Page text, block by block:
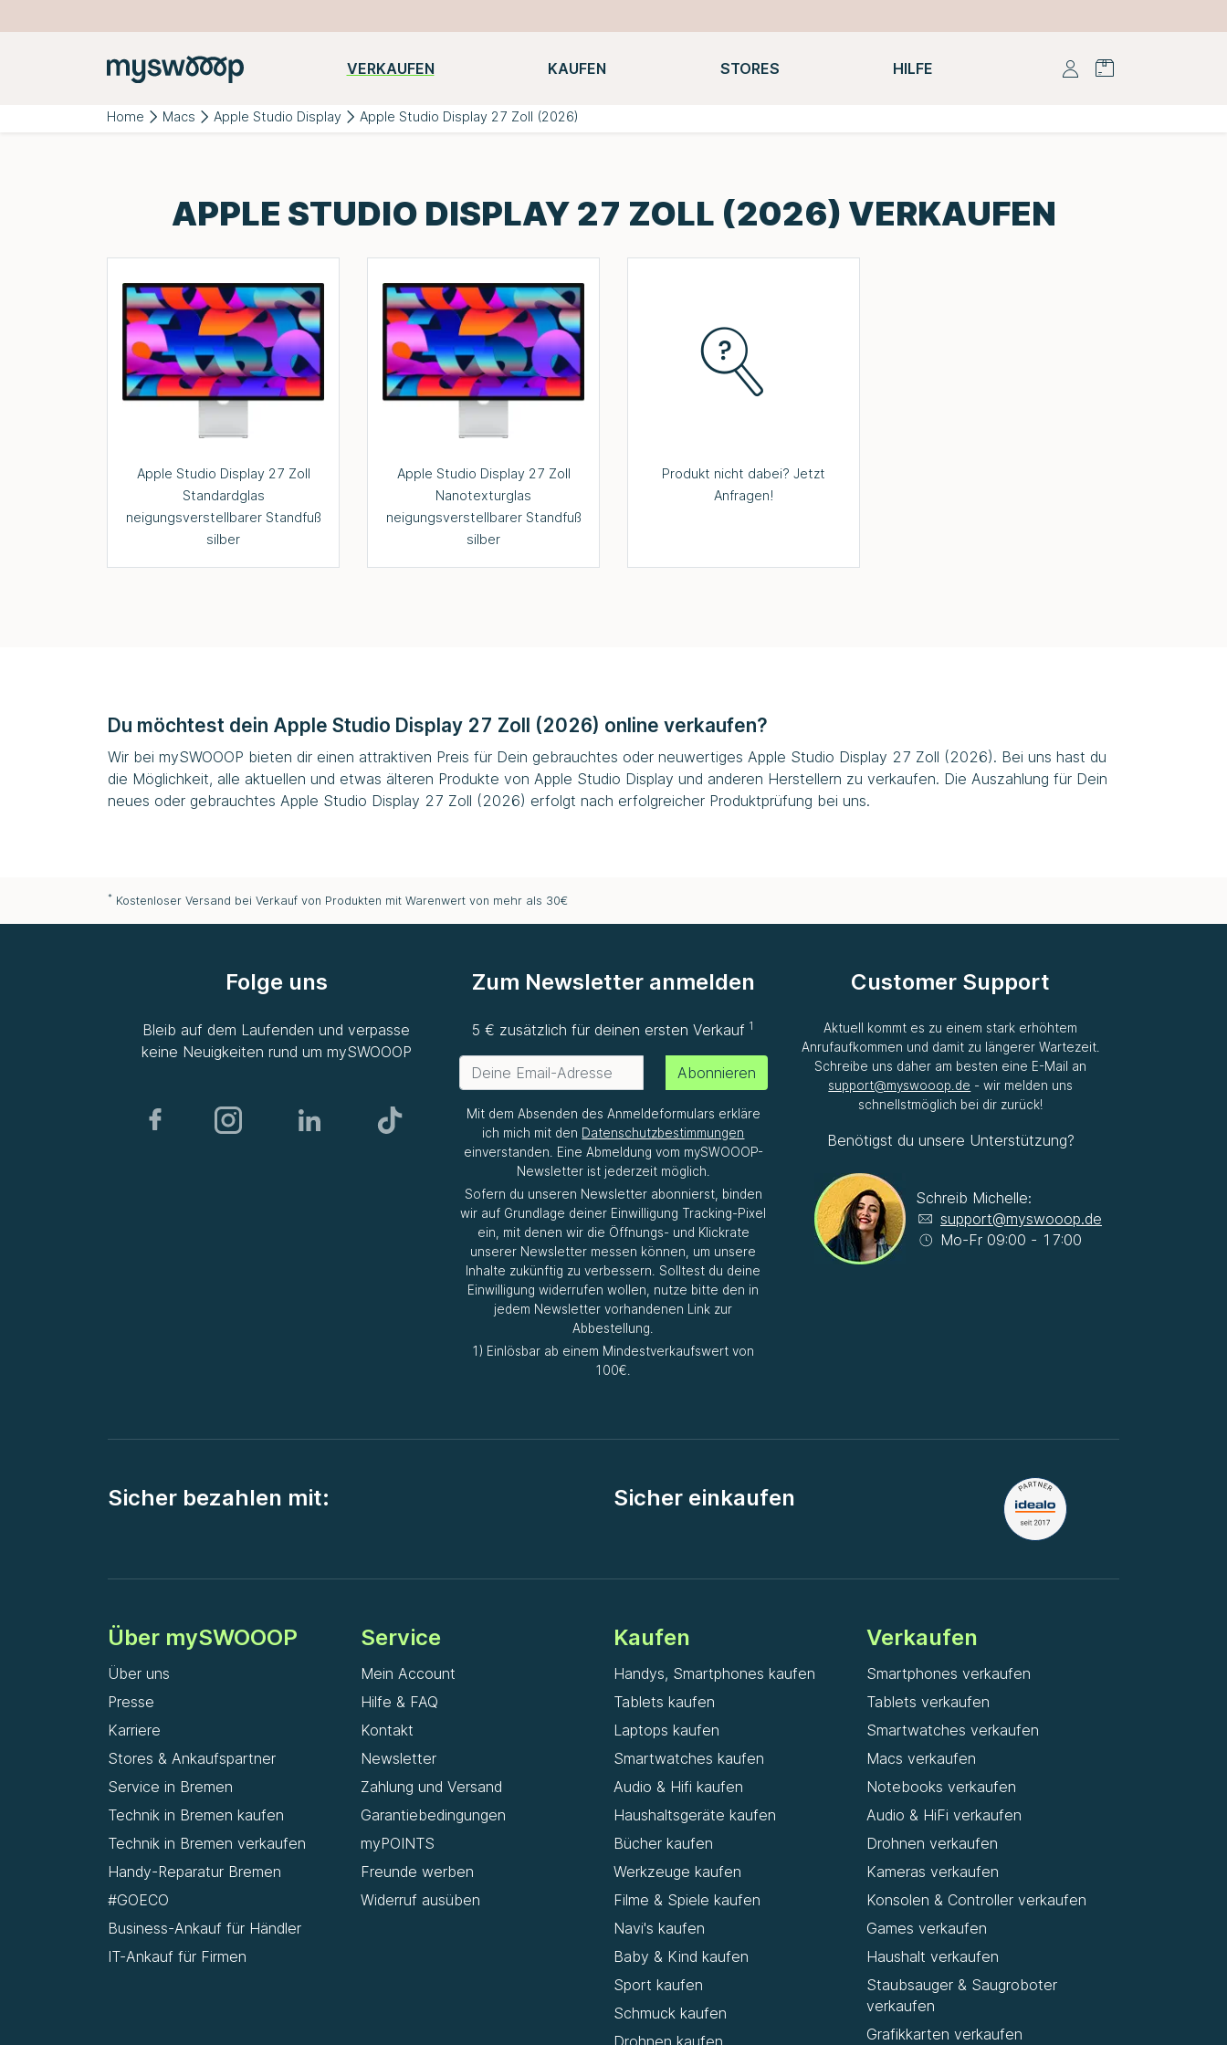
VERKAUFEN KAUFEN STORES HILFE
Beliebte
Kategorien:
iPhone Huawei Notebooks Macbooks Konsolen
Home Macs Apple Studio Display Apple Studio Display 27 Zoll (2026)
APPLE STUDIO DISPLAY 27 ZOLL (2026) VERKAUFEN
Apple Studio Display 27 Zoll
Standardglas
neigungsverstellbarer Standfuß
silber
Apple Studio Display 27 Zoll
Nanotexturglas
neigungsverstellbarer Standfuß
silber
Produkt nicht dabei? Jetzt
Anfragen!
Du möchtest dein Apple Studio Display 27 Zoll (2026) online verkaufen?
Wir bei mySWOOOP bieten dir einen attraktiven Preis für Dein gebrauchtes oder neuwertiges Apple Studio Display 27 Zoll (2026). Bei uns hast du
die Möglichkeit, alle aktuellen und etwas älteren Produkte von Apple Studio Display und anderen Herstellern zu verkaufen. Die Auszahlung für Dein
neues oder gebrauchtes Apple Studio Display 27 Zoll (2026) erfolgt nach erfolgreicher Produktprüfung bei uns.
* Kostenloser Versand bei Verkauf von Produkten mit Warenwert von mehr als 30€
Folge uns
Bleib auf dem Laufenden und verpasse
keine Neuigkeiten rund um mySWOOOP
Zum Newsletter anmelden
5 € zusätzlich für deinen ersten Verkauf 1
Abonnieren
Mit dem Absenden des Anmeldeformulars erkläre
ich mich mit den Datenschutzbestimmungen
einverstanden. Eine Abmeldung vom mySWOOOP-
Newsletter ist jederzeit möglich.
Sofern du unseren Newsletter abonnierst, binden
wir auf Grundlage deiner Einwilligung Tracking-Pixel
ein, mit denen wir die Öffnungs- und Klickrate
unserer Newsletter messen können, um unsere
Inhalte zukünftig zu verbessern. Solltest du deine
Einwilligung widerrufen wollen, nutze bitte den in
jedem Newsletter vorhandenen Link zur
Abbestellung.
1) Einlösbar ab einem Mindestverkaufswert von
100€.
Customer Support
Aktuell kommt es zu einem stark erhöhtem
Anrufaufkommen und damit zu längerer Wartezeit.
Schreibe uns daher am besten eine E-Mail an
support@myswooop.de - wir melden uns
schnellstmöglich bei dir zurück!
Benötigst du unsere Unterstützung?
Schreib Michelle:
support@myswooop.de
Mo-Fr 09:00 - 17:00
Sicher bezahlen mit: Sicher einkaufen
Über mySWOOOP
Über uns
Presse
Karriere
Stores & Ankaufspartner
Service in Bremen
Technik in Bremen kaufen
Technik in Bremen verkaufen
Handy-Reparatur Bremen
#GOECO
Business-Ankauf für Händler
IT-Ankauf für Firmen
Service
Mein Account
Hilfe & FAQ
Kontakt
Newsletter
Zahlung und Versand
Garantiebedingungen
myPOINTS
Freunde werben
Widerruf ausüben
Kaufen
Handys, Smartphones kaufen
Tablets kaufen
Laptops kaufen
Smartwatches kaufen
Audio & Hifi kaufen
Haushaltsgeräte kaufen
Bücher kaufen
Werkzeuge kaufen
Filme & Spiele kaufen
Navi's kaufen
Baby & Kind kaufen
Sport kaufen
Schmuck kaufen
Verkaufen
Smartphones verkaufen
Tablets verkaufen
Smartwatches verkaufen
Macs verkaufen
Notebooks verkaufen
Audio & HiFi verkaufen
Drohnen verkaufen
Kameras verkaufen
Konsolen & Controller verkaufen
Games verkaufen
Haushalt verkaufen
Staubsauger & Saugroboter
verkaufen
Grafikkarten verkaufen